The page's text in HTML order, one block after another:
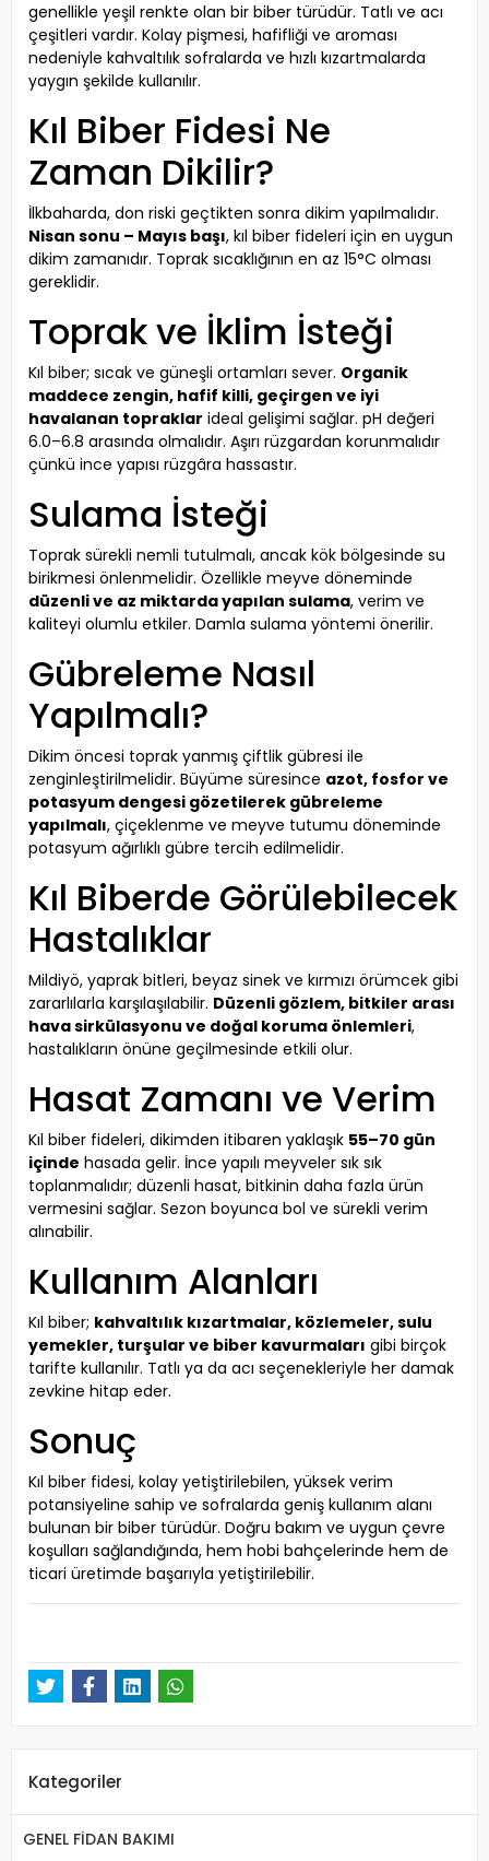
genellikle yeşil renkte olan bir biber türüdür. Tatlı ve acı
çeşitleri vardır. Kolay pişmesi, hafifliği ve aroması
nedeniyle kahvaltılık sofralarda ve hızlı kızartmalarda
yaygın şekilde kullanılır.
Kıl Biber Fidesi Ne
Zaman Dikilir?
İlkbaharda, don riski geçtikten sonra dikim yapılmalıdır.
Nisan sonu – Mayıs başı, kıl biber fideleri için en uygun
dikim zamanıdır. Toprak sıcaklığının en az 15°C olması
gereklidir.
Toprak ve İklim İsteği
Kıl biber; sıcak ve güneşli ortamları sever. Organik
maddece zengin, hafif killi, geçirgen ve iyi
havalanan topraklar ideal gelişimi sağlar. pH değeri
6.0–6.8 arasında olmalıdır. Aşırı rüzgardan korunmalıdır
çünkü ince yapısı rüzgâra hassastır.
Sulama İsteği
Toprak sürekli nemli tutulmalı, ancak kök bölgesinde su
birikmesi önlenmelidir. Özellikle meyve döneminde
düzenli ve az miktarda yapılan sulama, verim ve
kaliteyi olumlu etkiler. Damla sulama yöntemi önerilir.
Gübreleme Nasıl
Yapılmalı?
Dikim öncesi toprak yanmış çiftlik gübresi ile
zenginleştirilmelidir. Büyüme süresince azot, fosfor ve
potasyum dengesi gözetilerek gübreleme
yapılmalı, çiçeklenme ve meyve tutumu döneminde
potasyum ağırlıklı gübre tercih edilmelidir.
Kıl Biberde Görülebilecek
Hastalıklar
Mildiyö, yaprak bitleri, beyaz sinek ve kırmızı örümcek gibi
zararlılarla karşılaşılabilir. Düzenli gözlem, bitkiler arası
hava sirkülasyonu ve doğal koruma önlemleri,
hastalıkların önüne geçilmesinde etkili olur.
Hasat Zamanı ve Verim
Kıl biber fideleri, dikimden itibaren yaklaşık 55–70 gün
içinde hasada gelir. İnce yapılı meyveler sık sık
toplanmalıdır; düzenli hasat, bitkinin daha fazla ürün
vermesini sağlar. Sezon boyunca bol ve sürekli verim
alınabilir.
Kullanım Alanları
Kıl biber; kahvaltılık kızartmalar, közlemeler, sulu
yemekler, turşular ve biber kavurmaları gibi birçok
tarifte kullanılır. Tatlı ya da acı seçenekleriyle her damak
zevkine hitap eder.
Sonuç
Kıl biber fidesi, kolay yetiştirilebilen, yüksek verim
potansiyeline sahip ve sofralarda geniş kullanım alanı
bulunan bir biber türüdür. Doğru bakım ve uygun çevre
koşulları sağlandığında, hem hobi bahçelerinde hem de
ticari üretimde başarıyla yetiştirilebilir.
Kategoriler
GENEL FİDAN BAKIMI